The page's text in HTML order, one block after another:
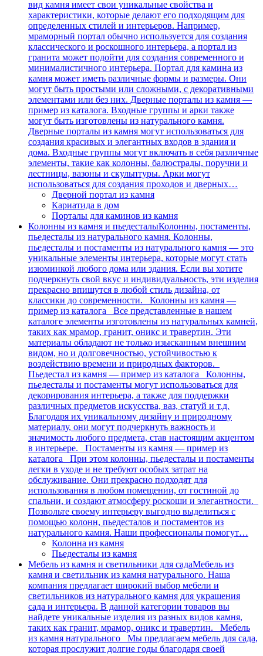
вид камня имеет свои уникальные свойства и
характеристики, которые делают его подходящим для
определенных стилей и интерьеров. Например,
мраморный портал обычно используется для создания
классического и роскошного интерьера, а портал из
гранита может подойти для создания современного и
минималистичного интерьера. Портал для камина из
камня может иметь различные формы и размеры. Они
могут быть простыми или сложными, с декоративными
элементами или без них. Дверные порталы из камня —
пример из каталога. Входные группы и арки также
могут быть изготовлены из натурального камня.
Дверные порталы из камня могут использоваться для
создания красивых и элегантных входов в здания и
дома. Входные группы могут включать в себя различные
элементы, такие как колонны, балюстрады, поручни и
лестницы, вазоны и скульптуры. Арки могут
использоваться для создания проходов и дверных…
Дверной портал из камня
Кариатида в дом
Порталы для каминов из камня
Колонны из камня и пьедесталыКолонны, постаменты,
пьедесталы из натурального камня. Колонны,
пьедесталы и постаменты из натурального камня — это
уникальные элементы интерьера, которые могут стать
изюминкой любого дома или здания. Если вы хотите
подчеркнуть свой вкус и индивидуальность, эти изделия
прекрасно впишутся в любой стиль дизайна, от
классики до современности. Колонны из камня —
пример из каталога Все представленные в нашем
каталоге элементы изготовлены из натуральных камней,
таких как мрамор, гранит, оникс и травертин. Эти
материалы обладают не только изысканным внешним
видом, но и долговечностью, устойчивостью к
воздействию времени и природных факторов.
Пьедестал из камня — пример из каталога Колонны,
пьедесталы и постаменты могут использоваться для
декорирования интерьера, а также для поддержки
различных предметов искусства, ваз, статуй и т.д.
Благодаря их уникальному дизайну и природному
материалу, они могут подчеркнуть важность и
значимость любого предмета, став настоящим акцентом
в интерьере. Постаменты из камня — пример из
каталога При этом колонны, пьедесталы и постаменты
легки в уходе и не требуют особых затрат на
обслуживание. Они прекрасно подходят для
использования в любом помещении, от гостиной до
спальни, и создают атмосферу роскоши и элегантности.
Позвольте своему интерьеру выгодно выделиться с
помощью колонн, пьедесталов и постаментов из
натурального камня. Наши профессионалы помогут…
Колонна из камня
Пьедесталы из камня
Мебель из камня и светильники для садаМебель из
камня и светильник из камня натурального. Наша
компания предлагает широкий выбор мебели и
светильников из натурального камня для украшения
сада и интерьера. В данной категории товаров вы
найдете уникальные изделия из разных видов камня,
таких как гранит, мрамор, оникс и травертин. Мебель
из камня натурального Мы предлагаем мебель для сада,
которая прослужит долгие годы благодаря своей